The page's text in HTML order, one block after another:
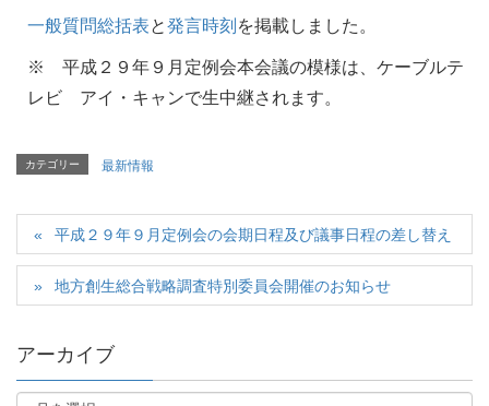
一般質問総括表と発言時刻 を掲載しました。
※ 平成２９年９月定例会本会議の模様は、ケーブルテ
レビ アイ・キャンで生中継されます。
カテゴリー 最新情報
平成２９年９月定例会の会期日程及び議事日程の差し替え
地方創生総合戦略調査特別委員会開催のお知らせ
アーカイブ